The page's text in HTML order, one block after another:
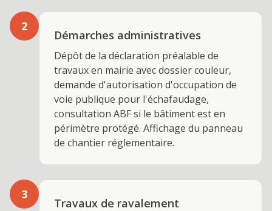
2
Démarches administratives
Dépôt de la déclaration préalable de
travaux en mairie avec dossier couleur,
demande d'autorisation d'occupation de
voie publique pour l'échafaudage,
consultation ABF si le bâtiment est en
périmètre protégé. Affichage du panneau
de chantier réglementaire.
3
Travaux de ravalement